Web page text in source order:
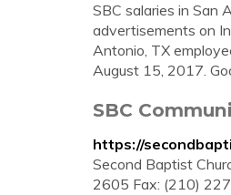
SBC salaries in San
advertisements on
Antonio, TX
August 15, 2017.
SBC
https://
Second Baptist
2605 Fax: (210)